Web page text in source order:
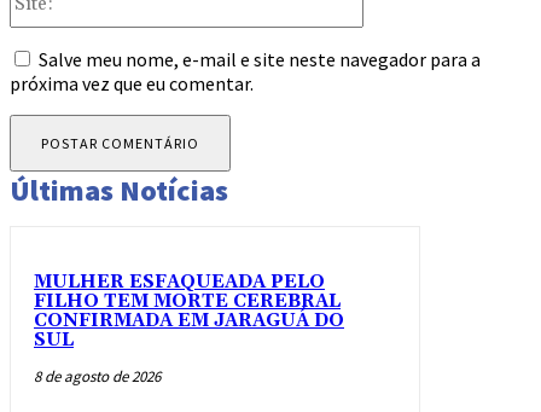
Salve meu nome, e-mail e site neste navegador para a
próxima vez que eu comentar.
Últimas Notícias
MULHER ESFAQUEADA PELO
FILHO TEM MORTE CEREBRAL
CONFIRMADA EM JARAGUÁ DO
SUL
8 de agosto de 2026